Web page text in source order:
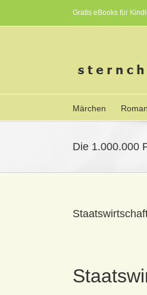
Gratis eBooks für
Märchen
Die 1.000.000